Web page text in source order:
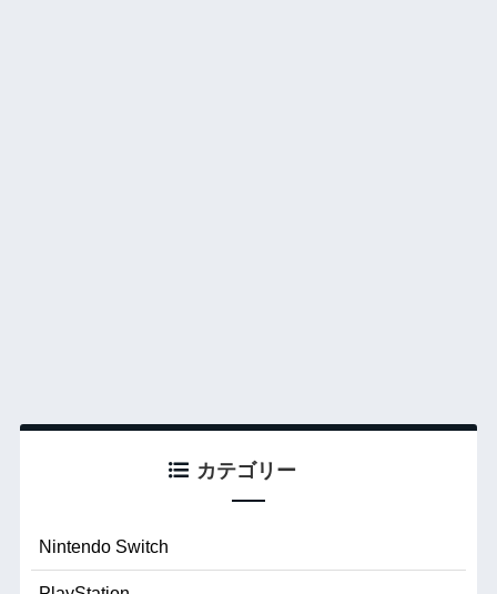
カテゴリー
Nintendo Switch